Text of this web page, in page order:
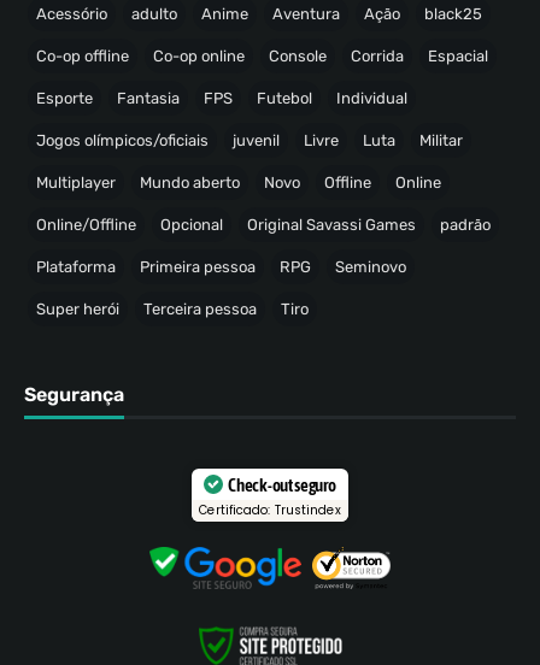
Acessório adulto Anime Aventura Ação black25
Co-op offline Co-op online Console Corrida Espacial
Esporte Fantasia FPS Futebol Individual
Jogos olímpicos/oficiais juvenil Livre Luta Militar
Multiplayer Mundo aberto Novo Offline Online
Online/Offline Opcional Original Savassi Games padrão
Plataforma Primeira pessoa RPG Seminovo
Super herói Terceira pessoa Tiro
Segurança
Check-out seguro
Certificado: Trustindex